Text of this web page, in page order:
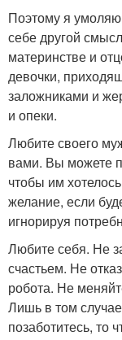
Поэтому я
себе другой
материнстве и
девочки,
заложниками и
и опеки.
Любите своего
вами. Вы можете
чтобы им
желание, если
игнорируя
Любите себя. Не
счастьем. Не
робота. Не
Лишь в том
позаботитесь, то